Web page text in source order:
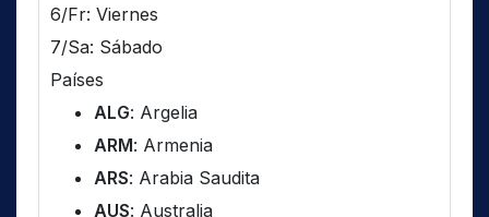
6/Fr: Viernes
7/Sa: Sábado
Países
ALG: Argelia
ARM: Armenia
ARS: Arabia Saudita
AUS: Australia